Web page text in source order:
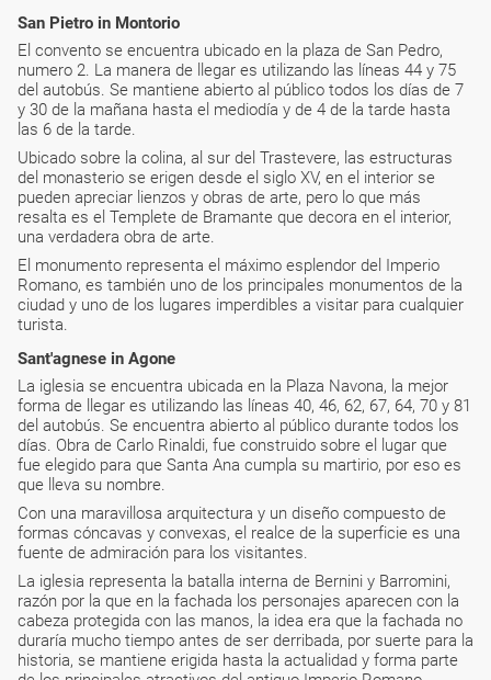
San Pietro in Montorio
El convento se encuentra ubicado en la plaza de San Pedro,
numero 2. La manera de llegar es utilizando las líneas 44 y 75
del autobús. Se mantiene abierto al público todos los días de 7
y 30 de la mañana hasta el mediodía y de 4 de la tarde hasta
las 6 de la tarde.
Ubicado sobre la colina, al sur del Trastevere, las estructuras
del monasterio se erigen desde el siglo XV, en el interior se
pueden apreciar lienzos y obras de arte, pero lo que más
resalta es el Templete de Bramante que decora en el interior,
una verdadera obra de arte.
El monumento representa el máximo esplendor del Imperio
Romano, es también uno de los principales monumentos de la
ciudad y uno de los lugares imperdibles a visitar para cualquier
turista.
Sant'agnese in Agone
La iglesia se encuentra ubicada en la Plaza Navona, la mejor
forma de llegar es utilizando las líneas 40, 46, 62, 67, 64, 70 y 81
del autobús. Se encuentra abierto al público durante todos los
días. Obra de Carlo Rinaldi, fue construido sobre el lugar que
fue elegido para que Santa Ana cumpla su martirio, por eso es
que lleva su nombre.
Con una maravillosa arquitectura y un diseño compuesto de
formas cóncavas y convexas, el realce de la superficie es una
fuente de admiración para los visitantes.
La iglesia representa la batalla interna de Bernini y Barromini,
razón por la que en la fachada los personajes aparecen con la
cabeza protegida con las manos, la idea era que la fachada no
duraría mucho tiempo antes de ser derribada, por suerte para la
historia, se mantiene erigida hasta la actualidad y forma parte